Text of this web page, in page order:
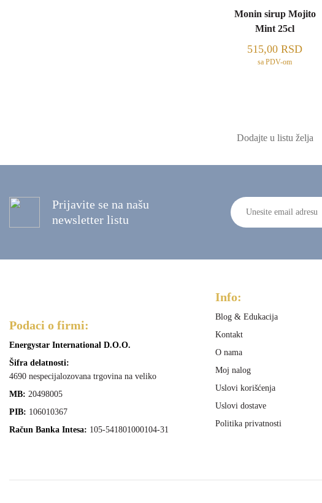
Monin sirup Mojito
Mint 25cl
515,00 RSD
sa PDV-om
Dodajte u listu želja
Prijavite se na našu
newsletter listu
Podaci o firmi:
Energystar International D.O.O.
Šifra delatnosti:
4690 nespecijalozovana trgovina na veliko
MB: 20498005
PIB: 106010367
Račun Banka Intesa: 105-541801000104-31
Info:
Blog & Edukacija
Kontakt
O nama
Moj nalog
Uslovi korišćenja
Uslovi dostave
Politika privatnosti